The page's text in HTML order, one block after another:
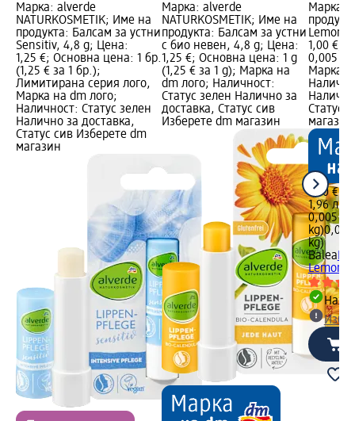
Марка: alverde
NATURKOSMETIK; Име на
продукта: Балсам за устни
Sensitiv, 4,8 g; Цена:
1,25 €; Основна цена: 1 бр.
(1,25 € за 1 бр.);
Лимитирана серия лого,
Марка на dm лого;
Наличност: Статус зелен
Налично за доставка,
Статус сив Изберете dm
магазин
Марка: alverde
NATURKOSMETIK; Име на
продукта: Балсам за устни
с био невен, 4,8 g; Цена:
1,25 €; Основна цена: 1 g
(1,25 € за 1 g); Марка на
dm лого; Наличност:
Статус зелен Налично за
доставка, Статус сив
Изберете dm магазин
Марка:
Lemon
1,00 €;
0,005 kg
Марка
Статус
магазин
1,00 €
1,96 лв.
0,005 kg
kg)0,005
kg)
Balea
Lemon